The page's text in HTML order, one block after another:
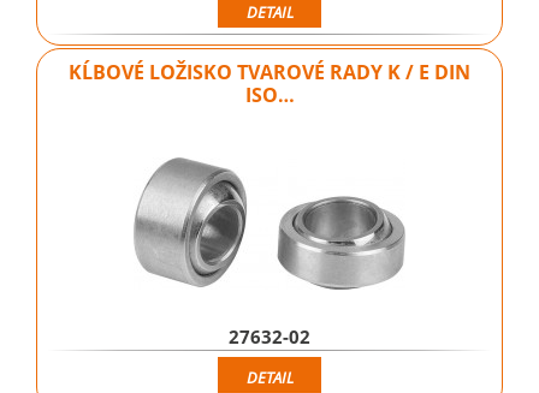
DETAIL
KĹBOVÉ LOŽISKO TVAROVÉ RADY K / E DIN
ISO…
27632-02
DETAIL